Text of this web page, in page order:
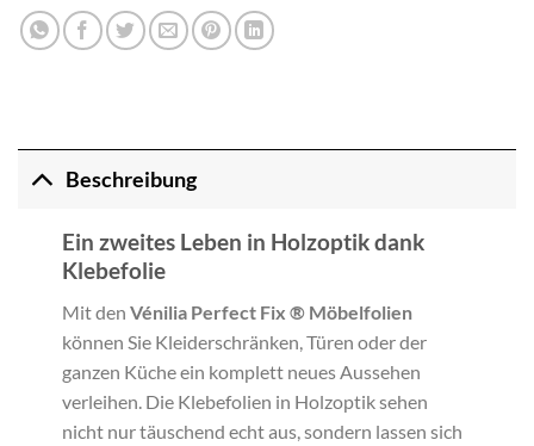
Beschreibung
Ein zweites Leben in Holzoptik dank
Klebefolie
Mit den Vénilia Perfect Fix ® Möbelfolien
können Sie Kleiderschränken, Türen oder der
ganzen Küche ein komplett neues Aussehen
verleihen. Die Klebefolien in Holzoptik sehen
nicht nur täuschend echt aus, sondern lassen sich